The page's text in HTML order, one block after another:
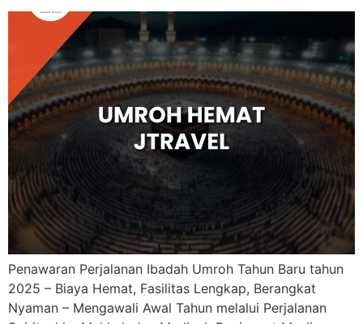
Penawaran Perjalanan Ibadah Umroh Tahun Baru tahun
2025 – Biaya Hemat, Fasilitas Lengkap, Berangkat
Nyaman – Mengawali Awal Tahun melalui Perjalanan